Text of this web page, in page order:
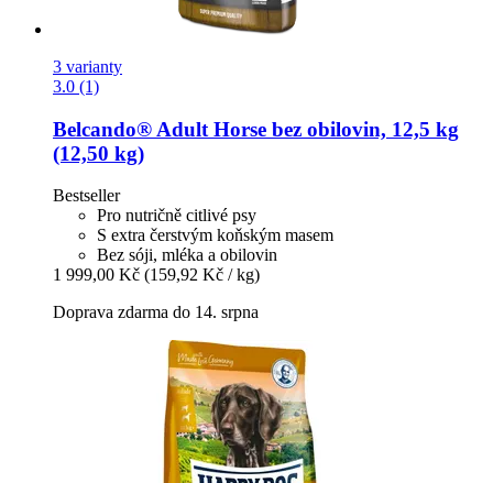
3 varianty
3.0 (1)
Belcando® Adult Horse bez obilovin, 12,5 kg
(12,50 kg)
Bestseller
Pro nutričně citlivé psy
S extra čerstvým koňským masem
Bez sóji, mléka a obilovin
1 999,00 Kč (159,92 Kč / kg)
Doprava zdarma do 14. srpna